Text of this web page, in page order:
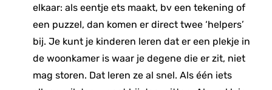
elkaar: als eentje ets maakt, bv een tekening of
een puzzel, dan komen er direct twee ‘helpers’
bij. Je kunt je kinderen leren dat er een plekje in
de woonkamer is waar je degene die er zit, niet
mag storen. Dat leren ze al snel. Als één iets